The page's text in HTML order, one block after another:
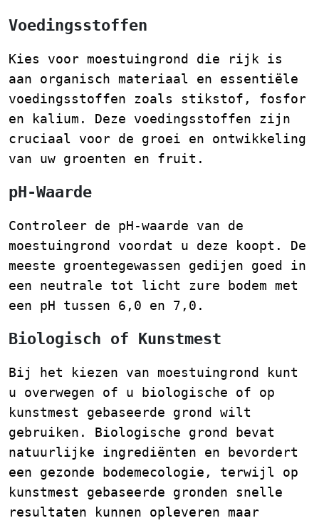
Voedingsstoffen
Kies voor moestuingrond die rijk is
aan organisch materiaal en essentiële
voedingsstoffen zoals stikstof, fosfor
en kalium. Deze voedingsstoffen zijn
cruciaal voor de groei en ontwikkeling
van uw groenten en fruit.
pH-Waarde
Controleer de pH-waarde van de
moestuingrond voordat u deze koopt. De
meeste groentegewassen gedijen goed in
een neutrale tot licht zure bodem met
een pH tussen 6,0 en 7,0.
Biologisch of Kunstmest
Bij het kiezen van moestuingrond kunt
u overwegen of u biologische of op
kunstmest gebaseerde grond wilt
gebruiken. Biologische grond bevat
natuurlijke ingrediënten en bevordert
een gezonde bodemecologie, terwijl op
kunstmest gebaseerde gronden snelle
resultaten kunnen opleveren maar